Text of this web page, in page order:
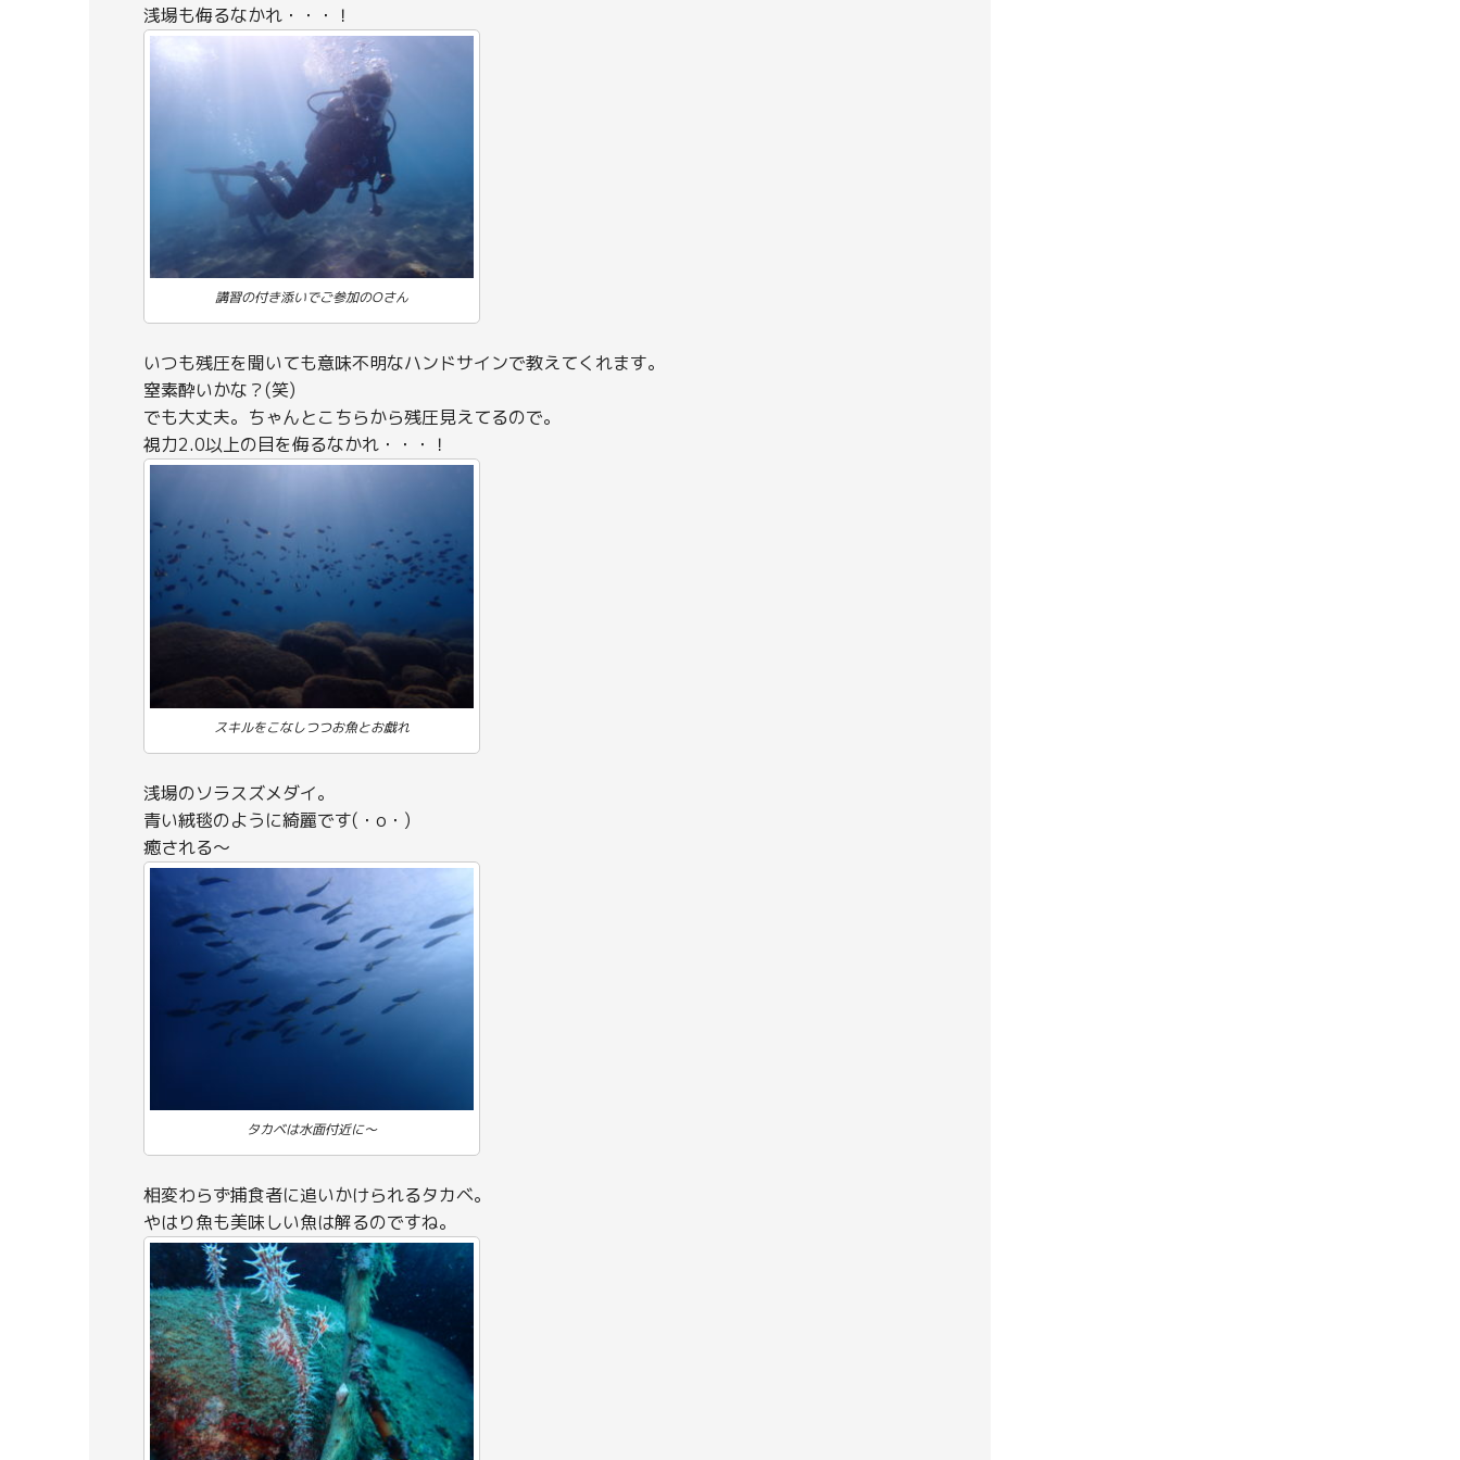
浅場も侮るなかれ・・・！
講習の付き添いでご参加のOさん
いつも残圧を聞いても意味不明なハンドサインで教えてくれます。
窒素酔いかな？(笑)
でも大丈夫。ちゃんとこちらから残圧見えてるので。
視力2.0以上の目を侮るなかれ・・・！
スキルをこなしつつお魚とお戯れ
浅場のソラスズメダイ。
青い絨毯のように綺麗です(・o・)
癒される～
タカベは水面付近に～
相変わらず捕食者に追いかけられるタカベ。
やはり魚も美味しい魚は解るのですね。